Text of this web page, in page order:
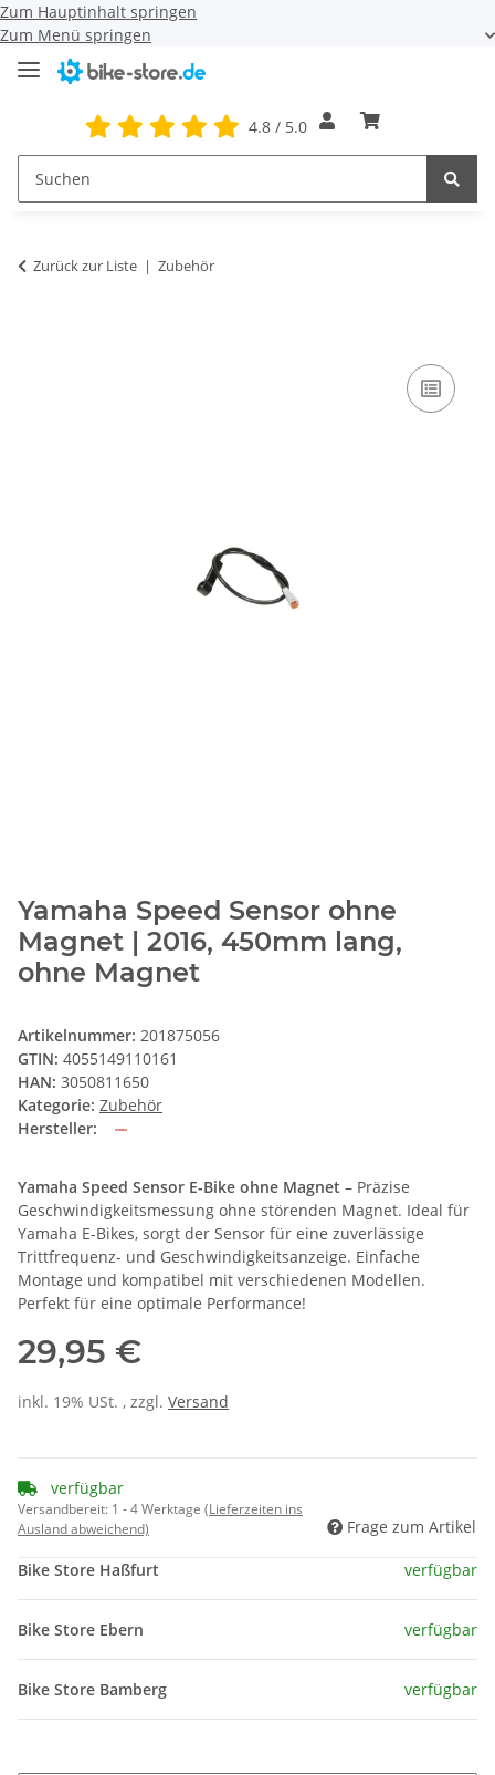
Zum Hauptinhalt springen
Zum Menü springen
4.8 / 5.0
Zurück zur Liste Zubehör
Yamaha Speed Sensor ohne
Magnet | 2016, 450mm lang,
ohne Magnet
Artikelnummer: 201875056
GTIN: 4055149110161
HAN: 3050811650
Kategorie: Zubehör
Hersteller:
Yamaha Speed Sensor E-Bike ohne Magnet – Präzise
Geschwindigkeitsmessung ohne störenden Magnet. Ideal für
Yamaha E-Bikes, sorgt der Sensor für eine zuverlässige
Trittfrequenz- und Geschwindigkeitsanzeige. Einfache
Montage und kompatibel mit verschiedenen Modellen.
Perfekt für eine optimale Performance!
29,95 €
inkl. 19% USt. , zzgl. Versand
verfügbar
Versandbereit: 1 - 4 Werktage (Lieferzeiten ins
Ausland abweichend)
Frage zum Artikel
Bike Store Haßfurt verfügbar
Bike Store Ebern verfügbar
Bike Store Bamberg verfügbar